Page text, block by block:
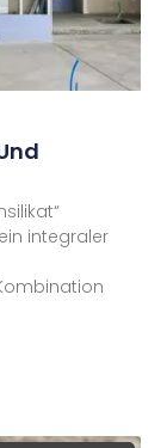
integraler